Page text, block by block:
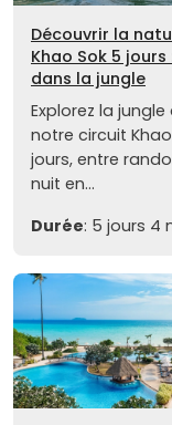
Découvrir la
Khao Sok 5 jours
dans la jungle
Explorez la jungle
notre circuit
jours, entre
nuit en...
Durée: 5 jours 4